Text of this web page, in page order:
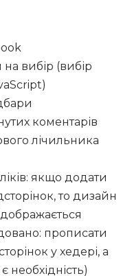
вибір (вибір
коментарів
лічильника
якщо додати
то дизайн
прописати
у хедері, а
необхідність)